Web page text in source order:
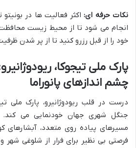
نکات حرفه ای:اکثر فعالیت ها در
انجام می شود تا از محیط زیست
خود را از قبل رزرو کنید تا از پر شدن
پارک ملی تیجوکا،
چشم اندازهای پانوراما
درست در قلب ریودوژانیرو، پارک ملی
جنگل شهری جهان خودنمایی می کند.
مسیرهای پیاده روی متعدد، آبشارهای
فرصتی بی نظیر برای فرار از شلوغی